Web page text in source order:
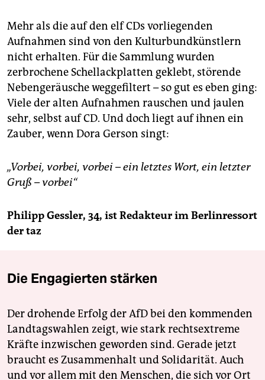
Mehr als die auf den elf CDs vorliegenden
Aufnahmen sind von den Kulturbundkünstlern
nicht erhalten. Für die Sammlung wurden
zerbrochene Schellackplatten geklebt, störende
Nebengeräusche weggefiltert – so gut es eben ging:
Viele der alten Aufnahmen rauschen und jaulen
sehr, selbst auf CD. Und doch liegt auf ihnen ein
Zauber, wenn Dora Gerson singt:
„Vorbei, vorbei, vorbei – ein letztes Wort, ein letzter
Gruß – vorbei“
Philipp Gessler, 34, ist Redakteur im Berlinressort
der taz
Die Engagierten stärken
Der drohende Erfolg der AfD bei den kommenden
Landtagswahlen zeigt, wie stark rechtsextreme
Kräfte inzwischen geworden sind. Gerade jetzt
braucht es Zusammenhalt und Solidarität. Auch
und vor allem mit den Menschen, die sich vor Ort